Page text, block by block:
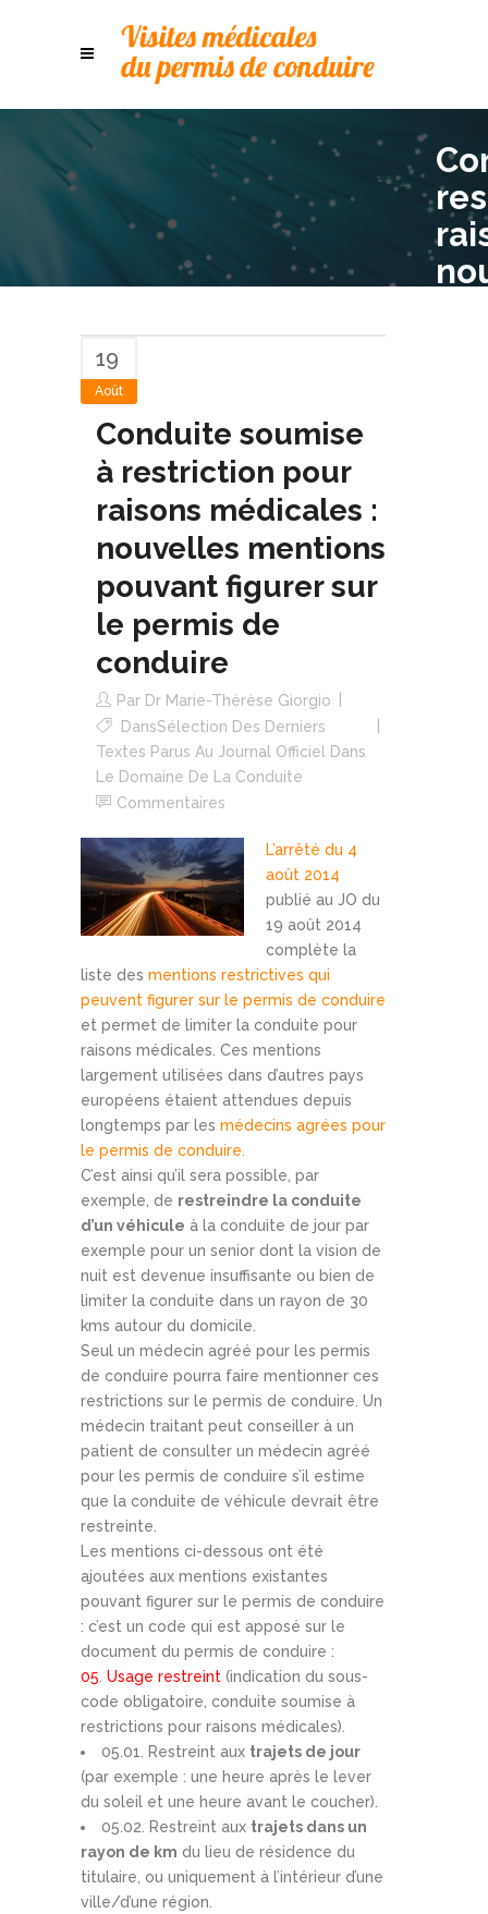
19
Août
Conduite soumise
à restriction pour
raisons médicales :
nouvelles mentions
pouvant figurer sur
le permis de
conduire
Par Dr Marie-Thérèse Giorgio
DansSélection Des Derniers
Textes Parus Au Journal Officiel Dans
Le Domaine De La Conduite
Commentaires
L’arrêté du 4
août 2014
publié au JO du
19 août 2014
complète la
liste des mentions restrictives qui
peuvent figurer sur le permis de conduire
et permet de limiter la conduite pour
raisons médicales. Ces mentions
largement utilisées dans d’autres pays
européens étaient attendues depuis
longtemps par les médecins agrées pour
le permis de conduire.
C’est ainsi qu’il sera possible, par
exemple, de restreindre la conduite
d’un véhicule à la conduite de jour par
exemple pour un senior dont la vision de
nuit est devenue insuffisante ou bien de
limiter la conduite dans un rayon de 30
kms autour du domicile.
Seul un médecin agréé pour les permis
de conduire pourra faire mentionner ces
restrictions sur le permis de conduire. Un
médecin traitant peut conseiller à un
patient de consulter un médecin agréé
pour les permis de conduire s’il estime
que la conduite de véhicule devrait être
restreinte.
Les mentions ci-dessous ont été
ajoutées aux mentions existantes
pouvant figurer sur le permis de conduire
: c’est un code qui est apposé sur le
document du permis de conduire :
05. Usage restreint (indication du sous-
code obligatoire, conduite soumise à
restrictions pour raisons médicales).
05.01. Restreint aux trajets de jour
(par exemple : une heure après le lever
du soleil et une heure avant le coucher).
05.02. Restreint aux trajets dans un
rayon de km du lieu de résidence du
titulaire, ou uniquement à l’intérieur d’une
ville/d’une région.